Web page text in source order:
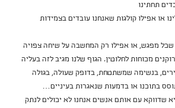
תחתינו
או אפילו קולגות שאנחנו עובדים בצמידות
מפגש, או אפילו רק המחשבה על שיחה צפויה
מכוחות לחלוטין. הגוף שלנו מגיב לזה בעליה
בנשימה שמשתטחת, בדופק שעולה, בגולה
בתוכנו או בדמעות שנאגרות בעיניים…
שדווקא עם אותם אנשים אנחנו לא יכולים לנתק